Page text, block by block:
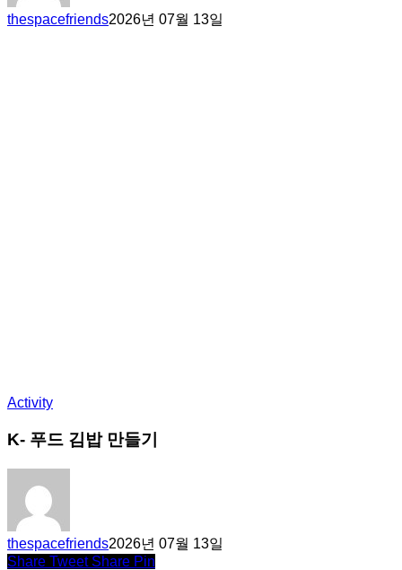
thespacefriends2026년 07월 13일
Activity
K- 푸드 김밥 만들기
thespacefriends2026년 07월 13일
Share Tweet Share Pin